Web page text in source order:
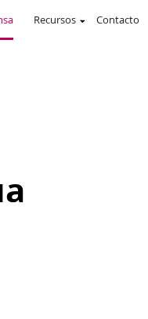
Recursos Contacto